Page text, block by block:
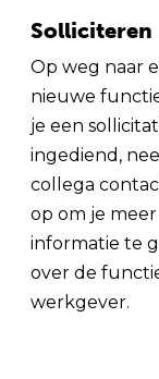
Solliciteren
Op weg naar
nieuwe
je een
ingediend,
collega
op om je meer
informatie te
over de
werkgever.